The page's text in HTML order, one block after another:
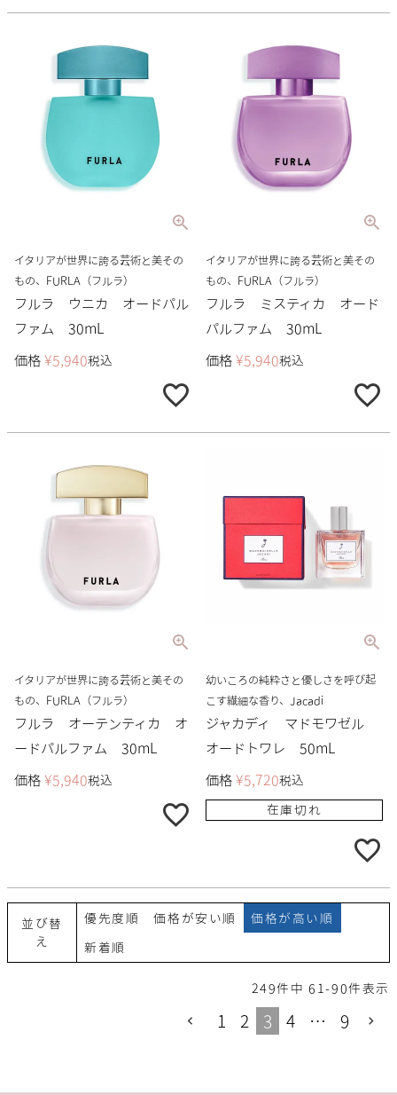
イタリアが世界に誇る芸術と美その
もの、FURLA（フルラ）
フルラ ウニカ オードパル
ファム 30mL
価格 ¥5,940税込
イタリアが世界に誇る芸術と美その
もの、FURLA（フルラ）
フルラ ミスティカ オード
パルファム 30mL
価格 ¥5,940税込
イタリアが世界に誇る芸術と美その
もの、FURLA（フルラ）
フルラ オーテンティカ オ
ードパルファム 30mL
価格 ¥5,940税込
幼いころの純粋さと優しさを呼び起
こす繊細な香り、Jacadi
ジャカディ マドモワゼル
オードトワレ 50mL
価格 ¥5,720税込
在庫切れ
並び替
え
優先度順 価格が安い順 価格が高い順
新着順
249件中 61-90件表示
1 2 3 4 … 9